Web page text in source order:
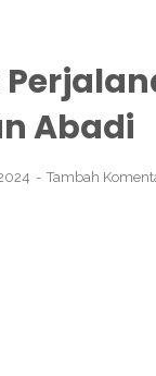
Abadi
Tambah